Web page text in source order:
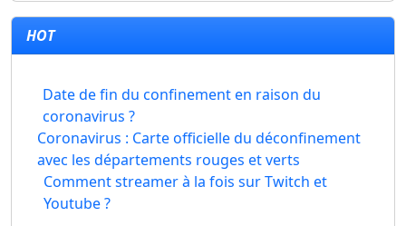
HOT
Date de fin du confinement en raison du
coronavirus ?
Coronavirus : Carte officielle du déconfinement
avec les départements rouges et verts
Comment streamer à la fois sur Twitch et
Youtube ?